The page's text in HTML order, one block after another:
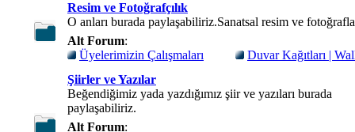
Resim ve Fotoğrafçılık
O anları burada paylaşabiliriz.Sanatsal resim ve
Alt Forum:
Üyelerimizin Çalışmaları
Duvar Kağıtları |
Şiirler ve Yazılar
Beğendiğimiz yada yazdığımız şiir ve yazıları burada
paylaşabiliriz.
Alt Forum: